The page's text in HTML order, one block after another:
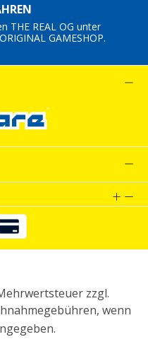
THE REAL OG unter
GAMESHOP.
zzgl.
wenn